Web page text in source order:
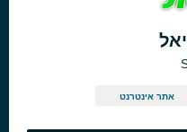
אתר אינטרנט